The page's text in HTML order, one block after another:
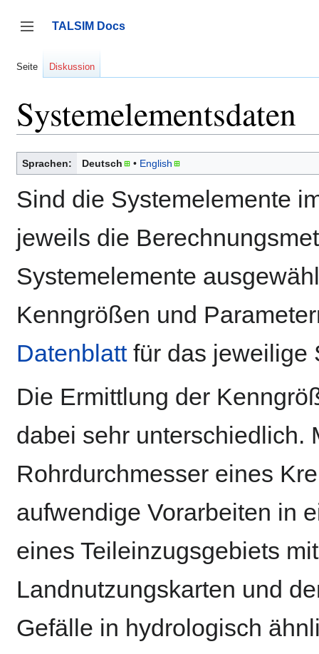
springen
Seitenleiste umschalten
TALSIM Docs
Seite Diskussion
Systemelementsdaten
Sprachen: Deutsch English
Sind die Systemelemente
jeweils die
Systemelemente
Kenngrößen und
Datenblattfür das jeweilige
Die Ermittlung der
dabei sehr unterschiedlich.
Rohrdurchmesser eines
aufwendige Vorarbeiten in
eines Teileinzugsgebiets
Landnutzungskarten und
Gefälle in hydrologisch